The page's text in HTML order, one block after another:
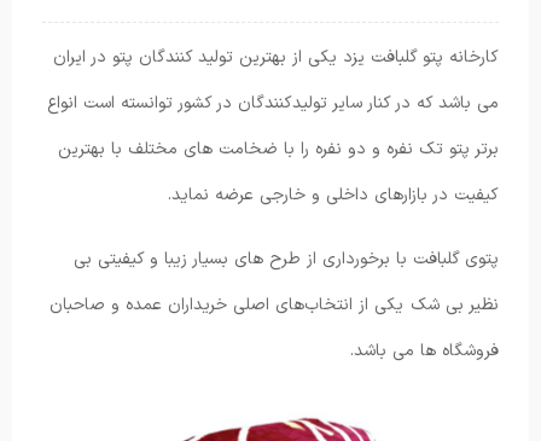
کارخانه پتو گلبافت یزد یکی از بهترین تولید کنندگان پتو در ایران
می باشد که در کنار سایر تولیدکنندگان در کشور توانسته است انواع
برتر پتو تک نفره و دو نفره را با ضخامت های مختلف با بهترین
کیفیت در بازارهای داخلی و خارجی عرضه نماید.
پتوی گلبافت با برخورداری از طرح های بسیار زیبا و کیفیتی بی
نظیر بی شک یکی از انتخاب‌های اصلی خریداران عمده و صاحبان
فروشگاه ها می باشد.